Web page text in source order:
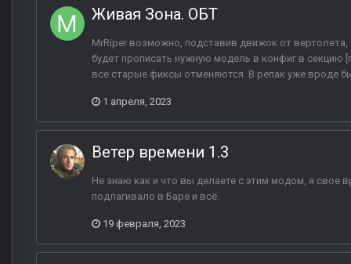
Живая Зона. ОБТ
MrRiper возможно, подставив движок от
будет прописать нужную модель в конфиг в секцию
все старые фиксы отменяются. В репак уже вроде
1 апреля, 2023
Ветер времени 1.3
Не знаю как и что вы делаете с этим модом, я свое
подлагивало в Баре и всё.
19 февраля, 2023